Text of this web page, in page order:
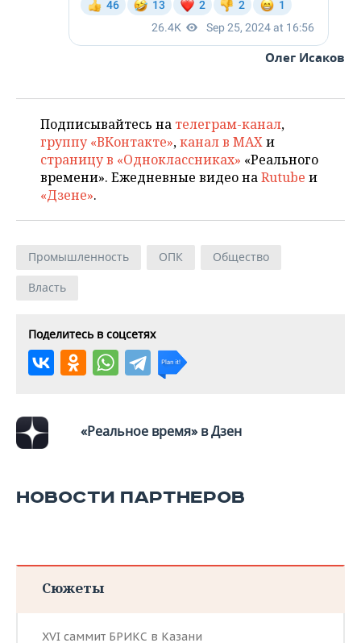
Олег Исаков
Подписывайтесь на телеграм-канал,
группу «ВКонтакте»,канал в MAXи
страницу в «Одноклассниках» «Реального
времени». Ежедневные видео наRutube и
«Дзене».
Промышленность ОПК
Общество
Власть
Поделитесь в соцсетях
«Реальное время» в Дзен
НОВОСТИ ПАРТНЕРОВ
Сюжеты
XVI саммит БРИКС в Казани